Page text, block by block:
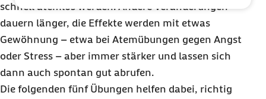
schnell atemlos werden. Andere Veränderungen
dauern länger, die Effekte werden mit etwas
Gewöhnung – etwa bei Atemübungen gegen Angst
oder Stress – aber immer stärker und lassen sich
dann auch spontan gut abrufen.
Die folgenden fünf Übungen helfen dabei, richtig